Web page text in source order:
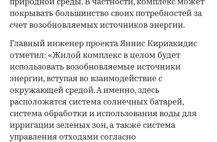
природной среды. В частности, комплекс может
покрывать большинство своих потребностей за
счет возобновляемых источников энергии.
Главный инженер проекта Яннис Кириакидис
отметил: «Жилой комплекс в целом будет
использовать возобновляемые источники
энергии, вступая во взаимодействие с
окружающей средой. А именно, здесь
расположатся система солнечных батарей,
система обработки и использования воды для
ирригации зеленых зон, а также система
управления отходами согласно